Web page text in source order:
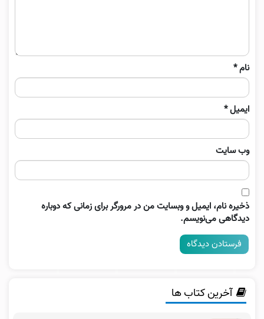
نام*
ایمیل*
وب‌ سایت
ذخیره نام، ایمیل و وبسایت من در مرورگر برای زمانی که دوباره
دیدگاهی می‌نویسم.
آخرین کتاب ها